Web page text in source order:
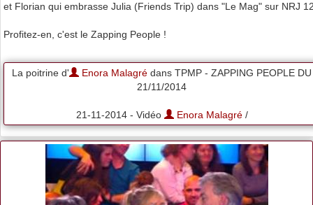
et Florian qui embrasse Julia (Friends Trip) dans "Le Mag" sur NRJ
Profitez-en, c'est le Zapping People !
La poitrine d' Enora Malagré dans TPMP - ZAPPING PEOPLE DU
21/11/2014
21-11-2014 - Vidéo Enora Malagré/